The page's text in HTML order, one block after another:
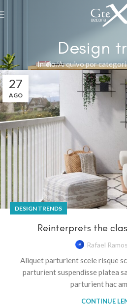
Design
Início Arquivo por
27
AGO
DESIGN TRENDS
Reinterprets the
Rafael Ramos
Aliquet parturient scele risque
parturient suspendisse platea
parturient hac
CONTINUE